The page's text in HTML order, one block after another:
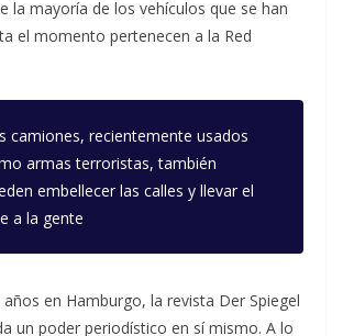
la mayoría de los vehículos que se han
el momento pertenecen a la Red
camiones, recientemente usados
armas terroristas, también
embellecer las calles y llevar el
a la gente
en Hamburgo, la revista Der Spiegel
un poder periodístico en sí mismo. A lo